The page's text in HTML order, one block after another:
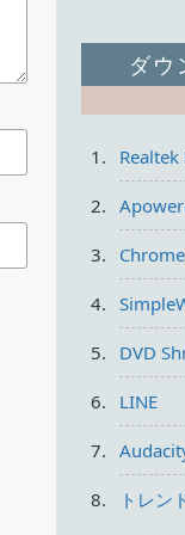
ダウ
DVD
LINE
トレン